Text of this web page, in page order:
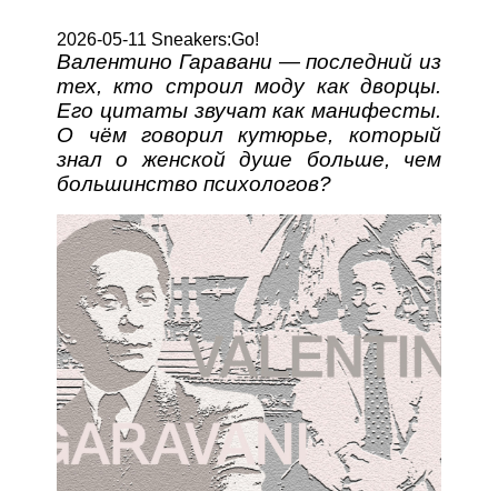
2026-05-11 Sneakers:Go!
Валентино Гаравани — последний из
тех, кто строил моду как дворцы.
Его цитаты звучат как манифесты.
О чём говорил кутюрье, который
знал о женской душе больше, чем
большинство психологов?